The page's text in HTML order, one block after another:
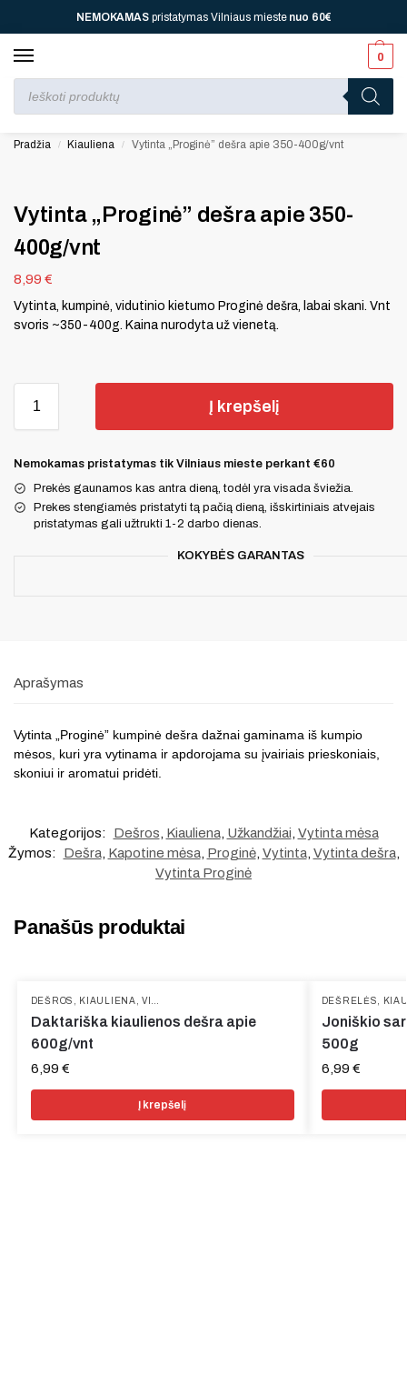
NEMOKAMASpristatymas Vilniaus miestenuo 60€
0
Perkant nuo70 € ⚡ jūsų laukia viena dovana, nuo dvi, nuo150 € ⚡
Pradžia / Kiauliena / Vytinta „Proginė” dešra apie 350-400g/vnt
Vytinta „Proginė” dešra apie 350-
400g/vnt
8,99 €
Vytinta, kumpinė, vidutinio kietumo Proginė dešra, labai skani. Vnt
svoris ~350-400g. Kaina nurodyta už vienetą.
Į krepšelį
Nemokamas pristatymas tik Vilniaus mieste perkant €60
Prekės gaunamos kas antra dieną, todėl yra visada šviežia.
Prekes stengiamės pristatyti tą pačią dieną, išskirtiniais atvejais
pristatymas gali užtrukti 1-2 darbo dienas.
KOKYBĖS GARANTAS
Aprašymas
Vytinta „Proginė” kumpinė dešra dažnai gaminama iš kumpio
mėsos, kuri yra vytinama ir apdorojama su įvairiais prieskoniais,
skoniui ir aromatui pridėti.
Kategorijos: Dešros Kiauliena, Užkandžiai Vytinta mėsa
Žymos:
Dešra, Kapotine mėsa, Proginė, Vytinta, Vytinta dešra,
Vytinta Proginė
Panašūs produktai
DEŠROS KIAULIENA ,VIRTA
Daktariška kiaulienos dešra apie
600g/vnt
6,99 €
Į krepšelį
DEŠRELĖS
Joniškio
500g
6,99 €